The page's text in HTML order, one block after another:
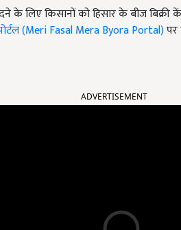
के लिए किसानों को हिसार के बीज बिक्री
(Meri Fasal Mera Byora Portal)पर